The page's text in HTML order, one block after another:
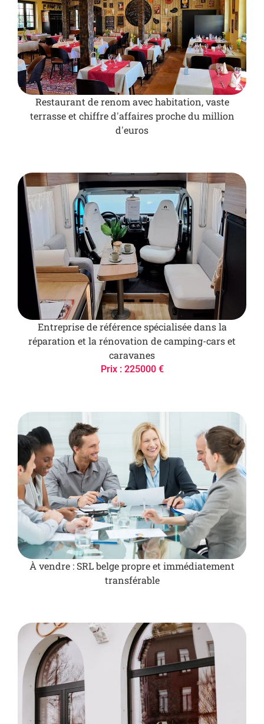
Restaurant de renom avec habitation, vaste
terrasse et chiffre d'affaires proche du million
d'euros
Entreprise de référence spécialisée dans la
réparation et la rénovation de camping-cars et
caravanes
Prix : 225000 €
À vendre : SRL belge propre et immédiatement
transférable